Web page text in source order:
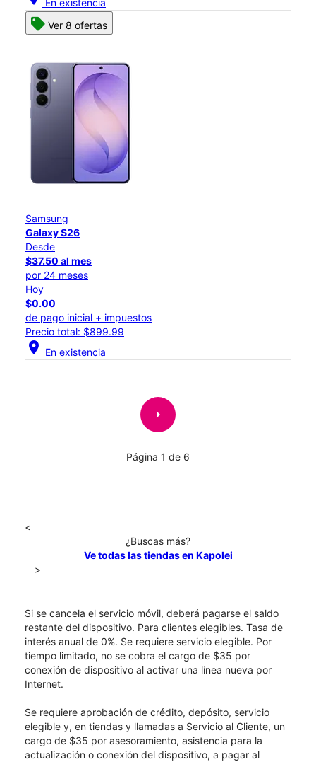
En existencia
Ver 8 ofertas
Samsung
Galaxy S26
Desde
$37.50 al mes
por 24 meses
Hoy
$0.00
de pago inicial + impuestos
Precio total: $899.99
location_on En existencia
arrow_right
Página 1 de 6
<
¿Buscas más?
Ve todas las tiendas en Kapolei
>
Si se cancela el servicio móvil, deberá pagarse el saldo
restante del dispositivo. Para clientes elegibles. Tasa de
interés anual de 0%. Se requiere servicio elegible. Por
tiempo limitado, no se cobra el cargo de $35 por
conexión de dispositivo al activar una línea nueva por
Internet.
Se requiere aprobación de crédito, depósito, servicio
elegible y, en tiendas y llamadas a Servicio al Cliente, un
cargo de $35 por asesoramiento, asistencia para la
actualización o conexión del dispositivo, a pagar al